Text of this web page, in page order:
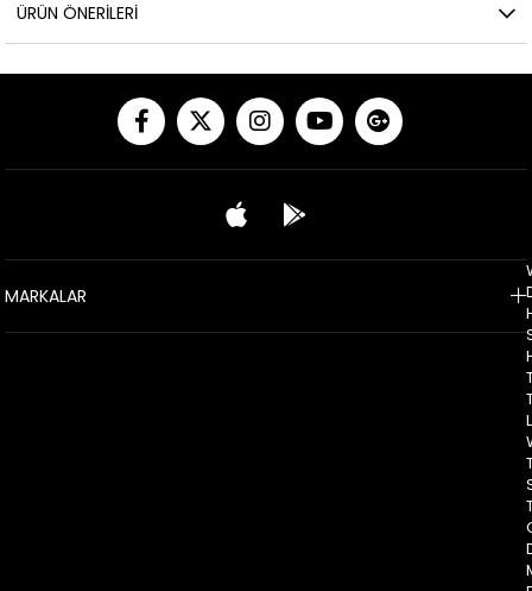
ÜRÜN ÖNERILERI
MARKALAR